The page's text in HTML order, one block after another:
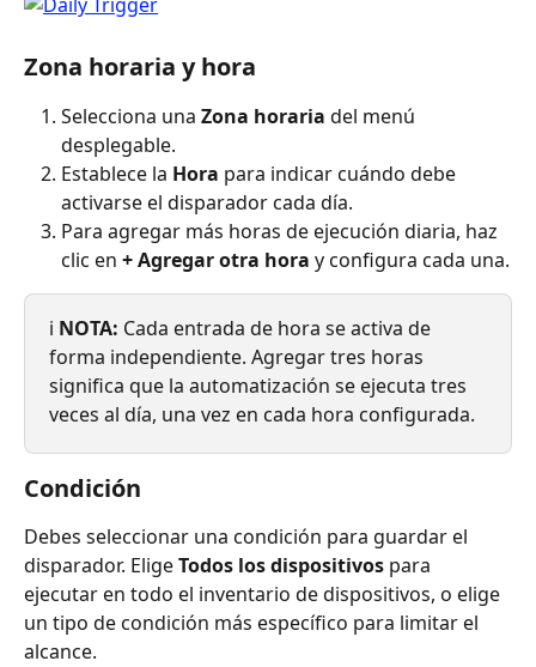
Zona horaria y hora
Selecciona una Zona horaria del menú
desplegable.
Establece la Hora para indicar cuándo debe
activarse el disparador cada día.
Para agregar más horas de ejecución diaria, haz
clic en + Agregar otra hora y configura cada una.
ℹ️ NOTA: Cada entrada de hora se activa de
forma independiente. Agregar tres horas
significa que la automatización se ejecuta tres
veces al día, una vez en cada hora configurada.
Condición
Debes seleccionar una condición para guardar el
disparador. Elige Todos los dispositivos para
ejecutar en todo el inventario de dispositivos, o elige
un tipo de condición más específico para limitar el
alcance.